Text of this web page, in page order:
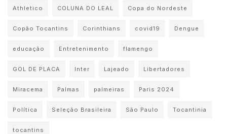
Athletico COLUNA DO LEAL Copa do Nordeste
Copão Tocantins Corinthians covid19 Dengue
educação Entretenimento flamengo
GOL DE PLACA Inter Lajeado Libertadores
Miracema Palmas palmeiras Paris 2024
Política Seleção Brasileira São Paulo Tocantinia
tocantins